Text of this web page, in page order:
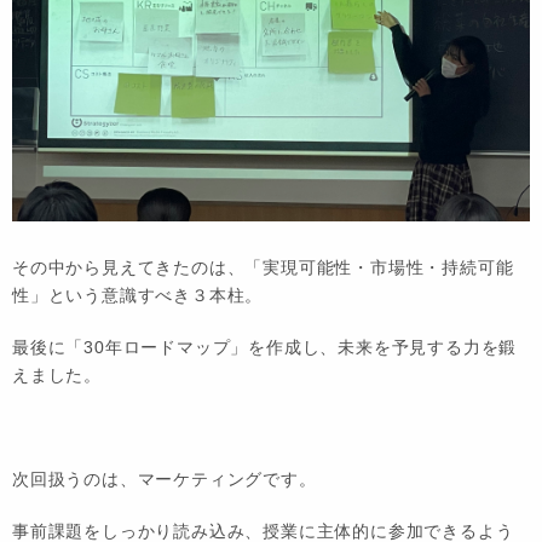
その中から見えてきたのは、「実現可能性・市場性・持続可能
性 」という意識すべき３本柱。
最後に「30年ロードマップ」を作成し、未来を予見する力を鍛
えました。
次回扱うのは、マーケティングです。
事前課題をしっかり読み込み、授業に主体的に参加できるよう